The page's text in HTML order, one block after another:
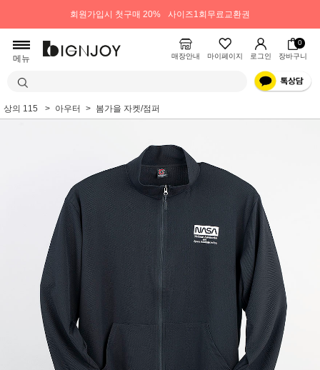
회원가입시 첫구매 20% 사이즈1회무료교환권
메뉴 매장안내 마이페이지 로그인
0
장바구니
상의 115 아우터 봄가을 자켓/점퍼